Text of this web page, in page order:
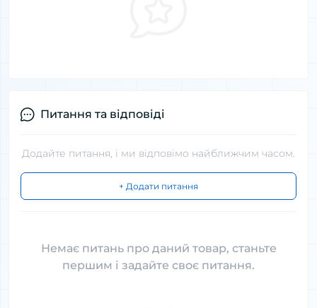
Питання та відповіді
Додайте питання, і ми відповімо найближчим часом.
+ Додати питання
Немає питань про даний товар, станьте
першим і задайте своє питання.